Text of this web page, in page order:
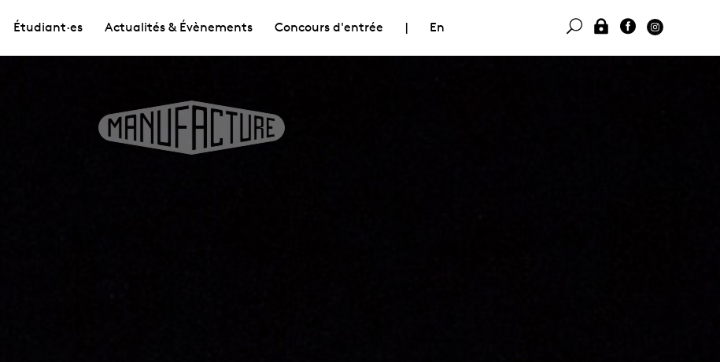
Étudiant·es Actualités & Évènements Concours d'entrée | En